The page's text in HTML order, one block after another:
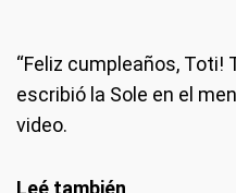
“Feliz cumpleaños, Toti!
escribió la Sole en el
video.